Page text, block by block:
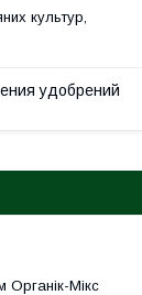
культур,
удобрений
Органік-Мікс